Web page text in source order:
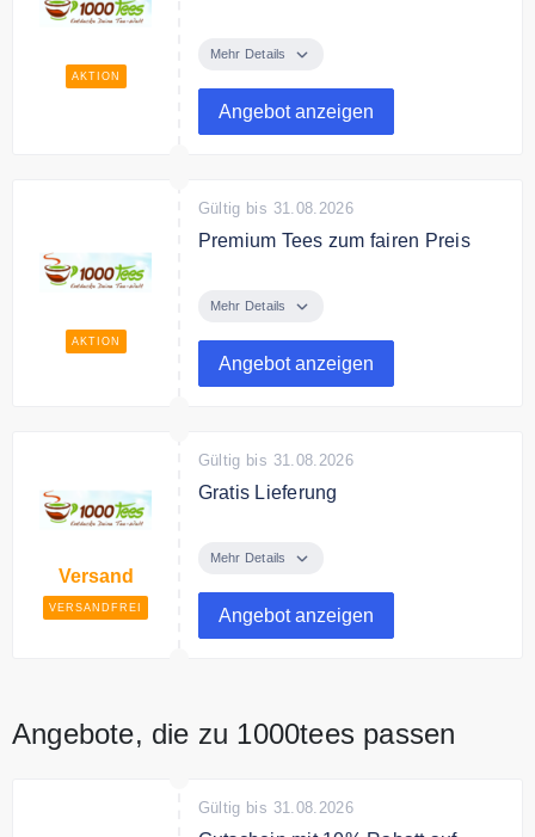
AKTION
Geschenkideen für Teeliebhaber
Mehr Details
Angebot anzeigen
AKTION
Gültig bis 31.08.2026
Premium Tees zum fairen Preis
Tees zum fairen Preis.
Mehr Details
Angebot anzeigen
Versand
VERSANDFREI
Gültig bis 31.08.2026
Gratis Lieferung
1000tees versandkostenfrei.
Mehr Details
Angebot anzeigen
Angebote, die zu 1000tees passen
Gültig bis 31.08.2026